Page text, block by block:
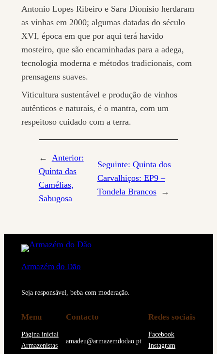
Antonio Lopes Ribeiro e Sara Dionisio herdaram
as vinhas em 2000; algumas datadas do século
XVI, época em que por aqui terá havido
mosteiro, que são encaminhadas para a adega,
tecnologia moderna e métodos tradicionais, com
prensagens suaves.
Viticultura sustentável e produção de vinhos
autênticos e naturais, é o mantra, com um
respeitoso cuidado com a terra.
← Anterior:
Quinta das
Camélias,
Sabugosa
Seguinte: Quinta dos
Carvalhiços: EP9 –
Tondela Brancos →
Armazém do Dão
Seja responsável, beba com moderação.
Menu
Página inicial
Armazenistas
Contacto
amadeu@armazemdodao.pt
Redes sociais
Facebook
Instagram